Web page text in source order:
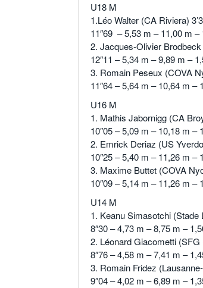
U18 M
1.Léo Walter (CA Riviera)
11″69 – 5,53 m – 11,00 m –
2. Jacques-Olivier Brodbeck
12″11 – 5,34 m – 9,89 m –
3. Romain Peseux (COVA
11″64 – 5,64 m – 10,64 m –
U16 M
1. Mathis Jabornigg (CA
10″05 – 5,09 m – 10,18 m –
2. Emrick Deriaz (US
10″25 – 5,40 m – 11,26 m –
3. Maxime Buttet (COVA
10″09 – 5,14 m – 11,26 m –
U14 M
1. Keanu Simasotchi (Stade
8″30 – 4,73 m – 8,75 m –
2. Léonard Giacometti (SFG
8″76 – 4,58 m – 7,41 m –
3. Romain Fridez
9″04 – 4,02 m – 6,89 m –